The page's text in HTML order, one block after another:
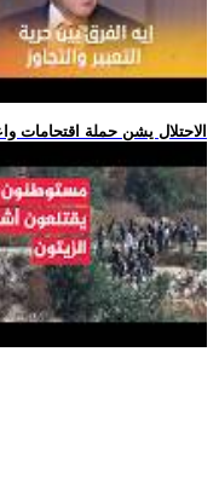
.. الاحتلال يشن حملة